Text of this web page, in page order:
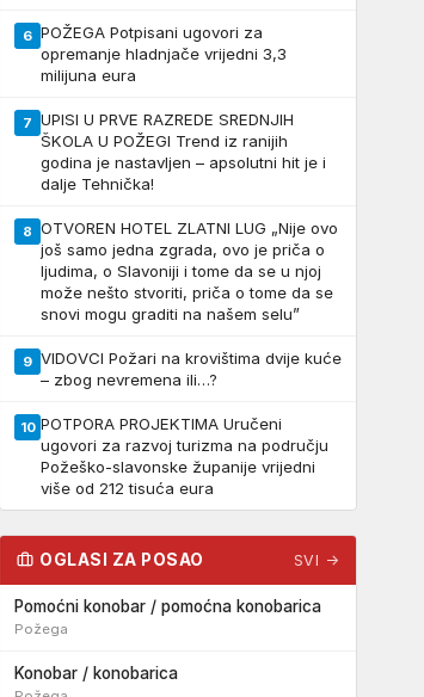
6 POŽEGA Potpisani ugovori za
opremanje hladnjače vrijedni 3,3
milijuna eura
7 UPISI U PRVE RAZREDE SREDNJIH
ŠKOLA U POŽEGI Trend iz ranijih
godina je nastavljen – apsolutni hit je i
dalje Tehnička!
8 OTVOREN HOTEL ZLATNI LUG „Nije ovo
još samo jedna zgrada, ovo je priča o
ljudima, o Slavoniji i tome da se u njoj
može nešto stvoriti, priča o tome da se
snovi mogu graditi na našem selu”
9 VIDOVCI Požari na krovištima dvije kuće
– zbog nevremena ili…?
10 POTPORA PROJEKTIMA Uručeni
ugovori za razvoj turizma na području
Požeško-slavonske županije vrijedni
više od 212 tisuća eura
OGLASI ZA POSAO SVI →
Pomoćni konobar / pomoćna konobarica
Požega
Konobar / konobarica